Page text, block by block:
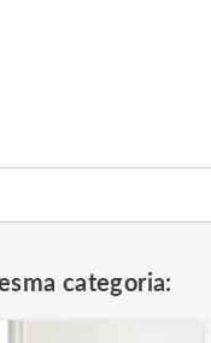
categoria: